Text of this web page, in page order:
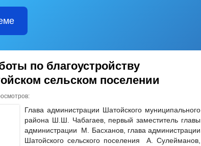
по благоустройству
сельском поселении
Глава администрации Шатойского муниципального
района Ш.Ш. Чабагаев, первый заместитель главы
администрации М. Басханов, глава администрации
Шатойского сельского поселения А. Сулейманов,